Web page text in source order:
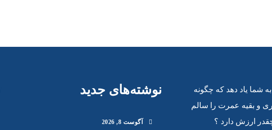
شما یاد دهد که چگونه
و بقیه عمرت را سالم
ارزش دارد ؟
نوشته‌های جدید
آگوست 8
, 2026